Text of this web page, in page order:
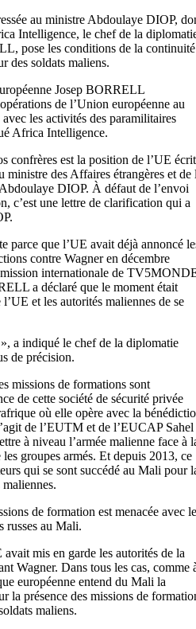
au ministre Abdoulaye DIOP,
Intelligence, le chef de la
pose les conditions de la continuité
des soldats maliens.
Josep BORRELL
de l’Union européenne au
les activités des paramilitaires
Africa Intelligence.
confrères est la position de l’UE
ministre des Affaires étrangères et de
DIOP. À défaut de l’envoi
c’est une lettre de clarification qui a
parce que l’UE avait déjà annoncé
contre Wagner en décembre
internationale de
a déclaré que le moment était
et les autorités maliennes de se
a indiqué le chef de la diplomatie
de précision.
missions de formations sont
de cette société de sécurité privée
où elle opère avec la
de l’EUTM et de l’EUCAP Sahel
à niveau l’armée malienne face à
groupes armés. Et depuis 2013, ce
qui se sont succédé au Mali pour
de formation est menacée avec
russes au Mali.
mis en garde les autorités de la
Wagner. Dans tous les cas, comme
européenne entend du Mali la
la présence des missions de
maliens.